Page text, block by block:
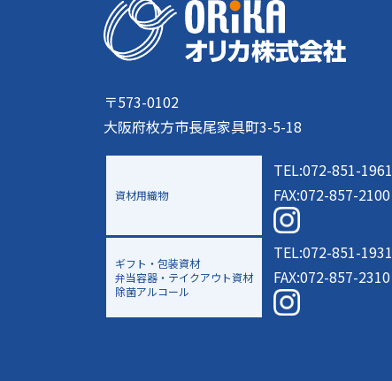
〒573-0102
大阪府枚方市長尾家具町3-5-18
資材用織物
TEL:072-851-1961
FAX:072-857-2100
ギフト・包装資材
弁当容器・テイクアウト資材
除菌アルコール
TEL:072-851-1931
FAX:072-857-2310